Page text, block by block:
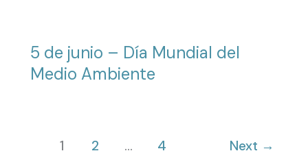
5 de junio – Día Mundial del
Medio Ambiente
1 2 … 4 Next →